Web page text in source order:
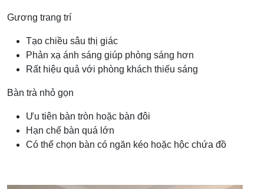
Gương trang trí
Tạo chiều sâu thị giác
Phản xạ ánh sáng giúp phòng sáng hơn
Rất hiệu quả với phòng khách thiếu sáng
Bàn trà nhỏ gọn
Ưu tiên bàn tròn hoặc bàn đôi
Hạn chế bàn quá lớn
Có thể chọn bàn có ngăn kéo hoặc hộc chứa đồ